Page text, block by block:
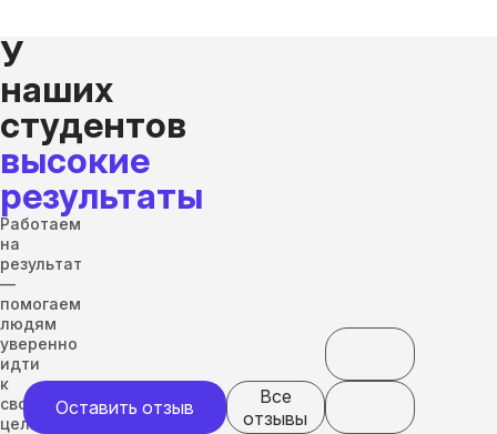
У
наших
студентов
высокие
результаты
Работаем
на
результат
—
помогаем
людям
уверенно
идти
к
своим
целям
Оставить отзыв
Все
отзывы